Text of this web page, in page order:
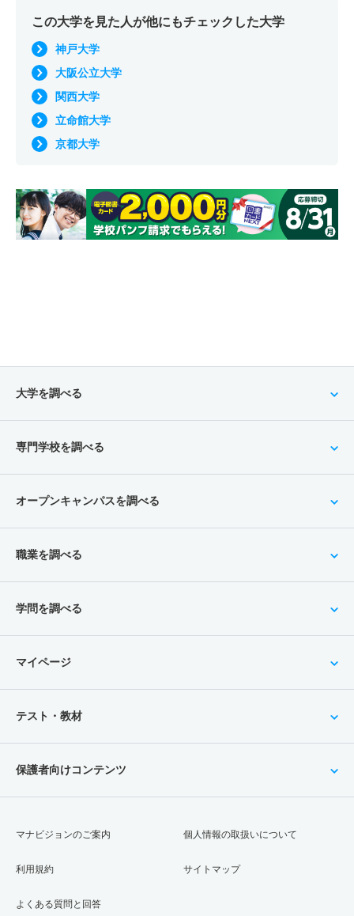
この大学を見た人が他にもチェックした大学
神戸大学
大阪公立大学
関西大学
立命館大学
京都大学
大学を調べる
専門学校を調べる
オープンキャンパスを調べる
職業を調べる
学問を調べる
マイページ
テスト・教材
保護者向けコンテンツ
マナビジョンのご案内
利用規約
よくある質問と回答
個人情報の取扱いについて
サイトマップ